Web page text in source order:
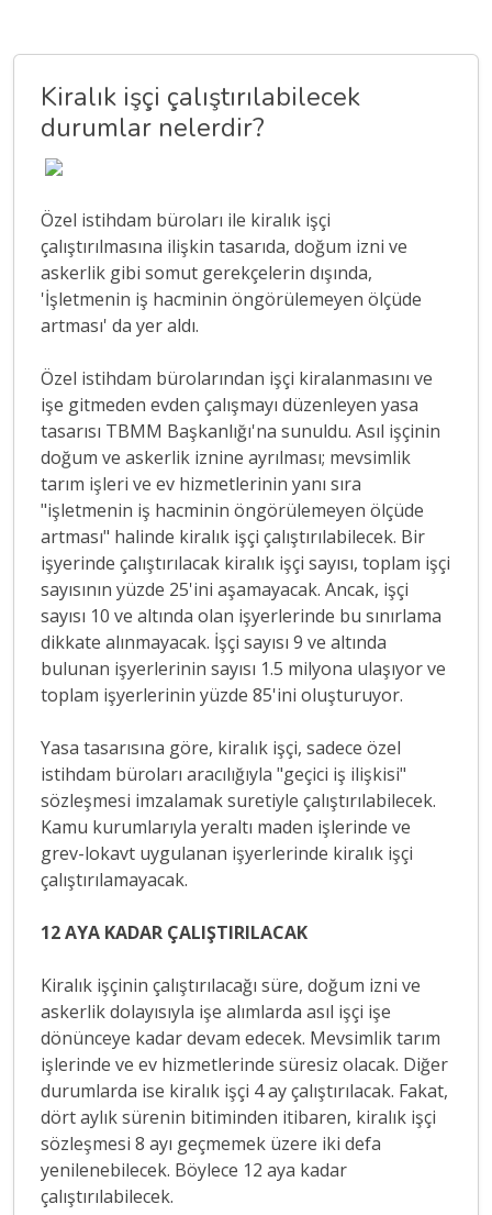
Kiralık işçi çalıştırılabilecek
durumlar nelerdir?
Özel istihdam büroları ile kiralık işçi
çalıştırılmasına ilişkin tasarıda, doğum izni ve
askerlik gibi somut gerekçelerin dışında,
'İşletmenin iş hacminin öngörülemeyen ölçüde
artması' da yer aldı.
Özel istihdam bürolarından işçi kiralanmasını ve
işe gitmeden evden çalışmayı düzenleyen yasa
tasarısı TBMM Başkanlığı'na sunuldu. Asıl işçinin
doğum ve askerlik iznine ayrılması; mevsimlik
tarım işleri ve ev hizmetlerinin yanı sıra
"işletmenin iş hacminin öngörülemeyen ölçüde
artması" halinde kiralık işçi çalıştırılabilecek. Bir
işyerinde çalıştırılacak kiralık işçi sayısı, toplam işçi
sayısının yüzde 25'ini aşamayacak. Ancak, işçi
sayısı 10 ve altında olan işyerlerinde bu sınırlama
dikkate alınmayacak. İşçi sayısı 9 ve altında
bulunan işyerlerinin sayısı 1.5 milyona ulaşıyor ve
toplam işyerlerinin yüzde 85'ini oluşturuyor.
Yasa tasarısına göre, kiralık işçi, sadece özel
istihdam büroları aracılığıyla "geçici iş ilişkisi"
sözleşmesi imzalamak suretiyle çalıştırılabilecek.
Kamu kurumlarıyla yeraltı maden işlerinde ve
grev-lokavt uygulanan işyerlerinde kiralık işçi
çalıştırılamayacak.
12 AYA KADAR ÇALIŞTIRILACAK
Kiralık işçinin çalıştırılacağı süre, doğum izni ve
askerlik dolayısıyla işe alımlarda asıl işçi işe
dönünceye kadar devam edecek. Mevsimlik tarım
işlerinde ve ev hizmetlerinde süresiz olacak. Diğer
durumlarda ise kiralık işçi 4 ay çalıştırılacak. Fakat,
dört aylık sürenin bitiminden itibaren, kiralık işçi
sözleşmesi 8 ayı geçmemek üzere iki defa
yenilenebilecek. Böylece 12 aya kadar
çalıştırılabilecek.